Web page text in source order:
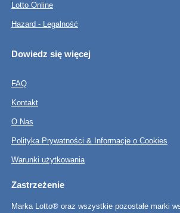
Lotto Online
Hazard - Legalność
Dowiedz się więcej
FAQ
Kontakt
O Nas
Polityka Prywatności & Informacje o Cookies
Warunki użytkowania
Zastrzeżenie
Marka Lotto® oraz wszystkie pozostałe marki